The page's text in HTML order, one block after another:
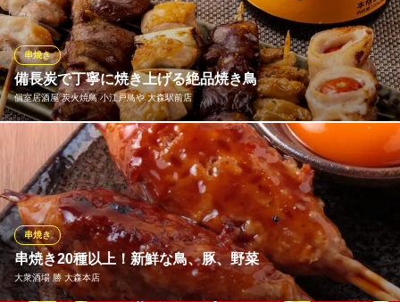
焼鳥でお客様も満足していただけると信じています。
焼鳥屋 鳥貴族 大森北口店
焼鳥
ＪＲ京浜東北線大森駅北口 徒歩1分
東京都大田区大森北1-1-2 8F
備長炭で丁寧に焼き上げる絶品焼き鳥
個室居酒屋 炭火焼鳥 小江戸鳥や 大森駅前店
串焼き
当店の一押しはなんといっても串焼き！串を店内で一本一本丁寧
に手打ちし、備長炭でじっくり丁寧に焼き上げた串焼きは、中は
ふわっと外側はカリッとした舌表な食感。食べた瞬間ジューシー
な味わいが口の中いっぱいに広がります。鳥は銘柄鶏の大山どり
を使用。旨味の詰まった肉質が評判を呼んでいます。ぜひご堪能
ください！
個室居酒屋 炭火焼鳥 小江戸鳥や 大森駅前店
串焼き20種以上！新鮮な鳥、豚、野菜
大衆酒場 勝 大森本店
串焼き